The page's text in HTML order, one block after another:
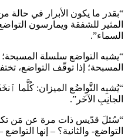
“بقدر ما يكون الأبرار في حالة
المثير للشفقة ويمارسون
السماء”.
“يشبه التواضع سلسلة
المسبحة؛ إذا توقّف التواضع،
“يُشبِه التَّواضُع الميزان: كُلَّما
الجانِبِ الآخَر”.
“سُئلَ قدّيس ذات مرة عن مَن
التواضع- والثانية؟ – إنها التواضع